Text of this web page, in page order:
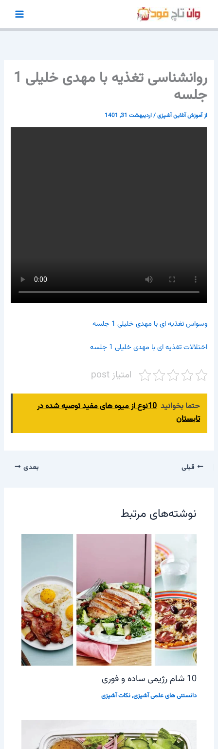
محتوا
روانشناسی تغذیه با مهدی خلیلی 1
جلسه
ازآموزش آنلاین آشپزی/اردیبهشت 31, 1401
وسواس تغذیه ای با مهدی خلیلی 1 جلسه
اختلالات تغذیه ای با مهدی خلیلی 1 جلسه
امتیاز post
حتما بخوانید
10نوع از میوه های مفید توصیه شده در
تابستان
قبلی بعدی
نوشته‌های مرتبط
10 شام رژیمی ساده و فوری
دانستنی های علمی آشپزی,نکات آشپزی